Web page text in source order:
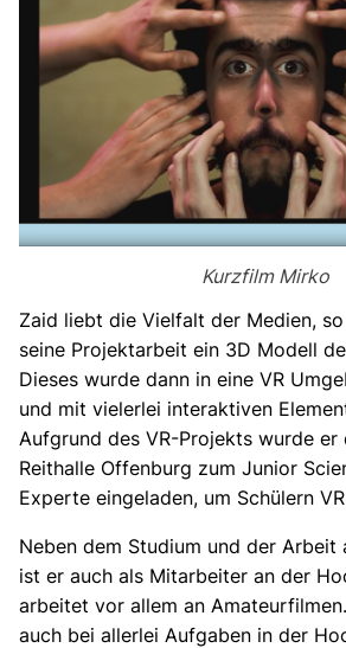
Kurzfilm Mirko
Zaid liebt die Vielfalt der Medien,
seine Projektarbeit ein 3D Modell
Dieses wurde dann in eine VR
und mit vielerlei interaktiven
Aufgrund des VR-Projekts wurde er
Reithalle Offenburg zum Junior
Experte eingeladen, um Schülern
Neben dem Studium und der Arbeit
ist er auch als Mitarbeiter an der
arbeitet vor allem an
auch bei allerlei Aufgaben in der